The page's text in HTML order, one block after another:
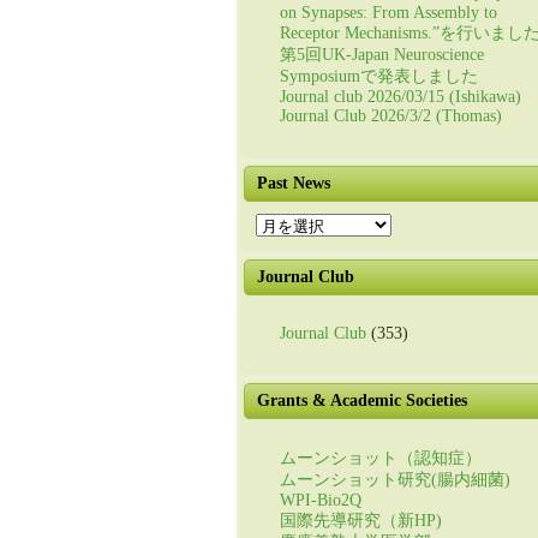
on Synapses: From Assembly to
Receptor Mechanisms.”を行いまし
第5回UK-Japan Neuroscience
Symposiumで発表しました
Journal club 2026/03/15 (Ishikawa)
Journal Club 2026/3/2 (Thomas)
Past News
Past
News
Journal Club
Journal Club (353)
Grants & Academic Societies
ムーンショット（認知症）
ムーンショット研究(腸内細菌)
WPI-Bio2Q
国際先導研究（新HP)